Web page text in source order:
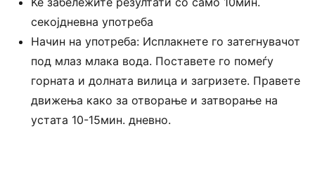
секојдневна употреба
Начин на употреба: Исплакнете го затегнувачот
под млаз млака вода. Поставете го помеѓу
горната и долната вилица и загризете. Правете
движења како за отворање и затворање на
устата 10-15мин. дневно.